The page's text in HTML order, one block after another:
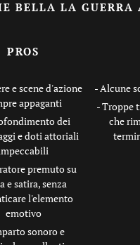
BELLA LA GUERRA
PROS
e scene d'azione
appaganti
dei
e doti attoriali
premuto su
e satira, senza
l'elemento
emotivo
sonoro e
Alcune
Troppe
che